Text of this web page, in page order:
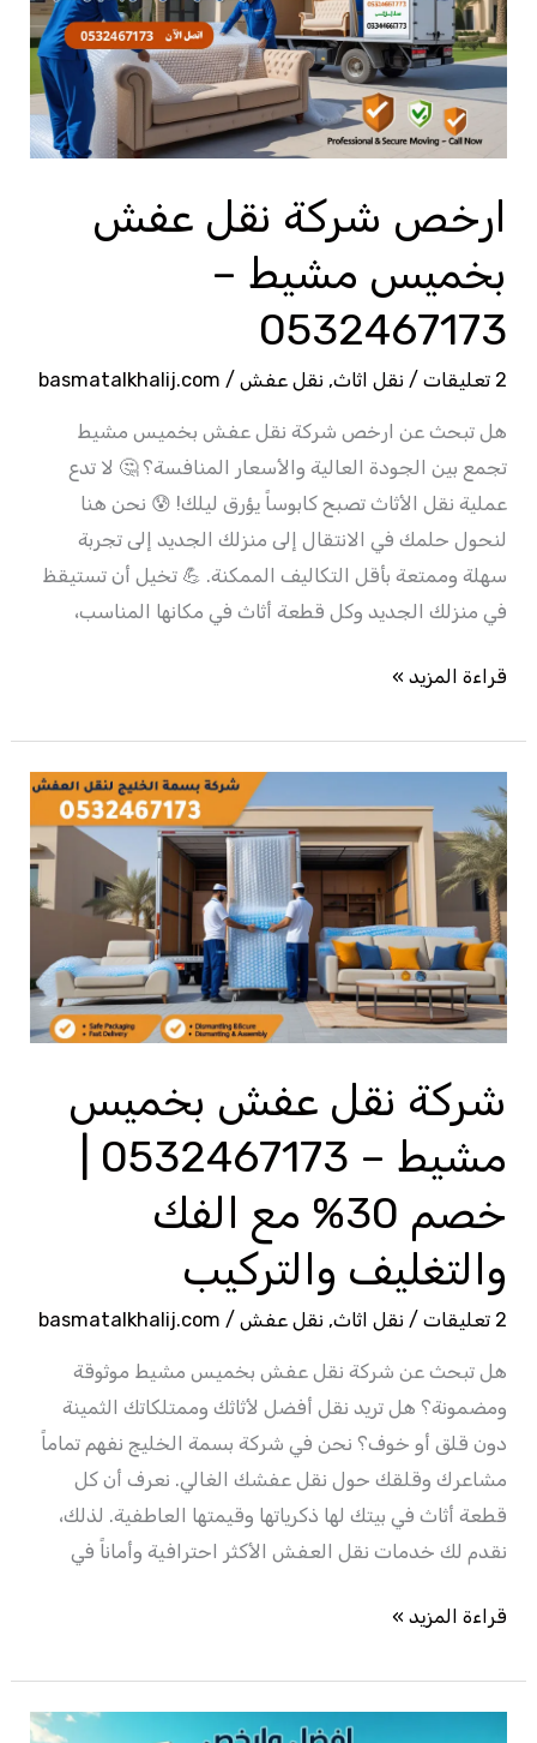
ارخص شركة نقل عفش
بخميس مشيط –
0532467173
2 تعليقات / نقل اثاث, نقل عفش /
basmatalkhalij.com
هل تبحث عن ارخص شركة نقل عفش بخميس مشيط
تجمع بين الجودة العالية والأسعار المنافسة؟ 🤔 لا تدع
عملية نقل الأثاث تصبح كابوساً يؤرق ليلك! 😰 نحن هنا
لنحول حلمك في الانتقال إلى منزلك الجديد إلى تجربة
سهلة وممتعة بأقل التكاليف الممكنة. 💪 تخيل أن تستيقظ
في منزلك الجديد وكل قطعة أثاث في مكانها المناسب،
عفش
بخميس
مشيط
0532467173
قراءة المزيد »
شركة نقل عفش بخميس
خصم 30% مع الفك
والتغليف والتركيب
2 تعليقات / نقل اثاث, نقل عفش /
basmatalkhalij.com
هل تبحث عن شركة نقل عفش بخميس مشيط موثوقة
ومضمونة؟ هل تريد نقل أفضل لأثاثك وممتلكاتك الثمينة
دون قلق أو خوف؟ نحن في شركة بسمة الخليج نفهم تماماً
مشاعرك وقلقك حول نقل عفشك الغالي. نعرف أن كل
قطعة أثاث في بيتك لها ذكرياتها وقيمتها العاطفية. لذلك،
نقدم لك خدمات نقل العفش الأكثر احترافية وأماناً في
شركة
نقل
عفش
بخميس
مشيط
–
0532467173
|
30%
والتغليف
والتركيب
قراءة المزيد »